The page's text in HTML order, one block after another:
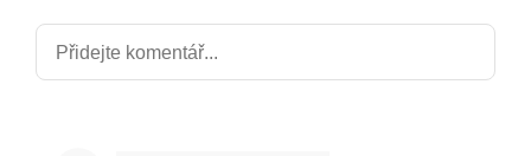
SEX A VZTAHY